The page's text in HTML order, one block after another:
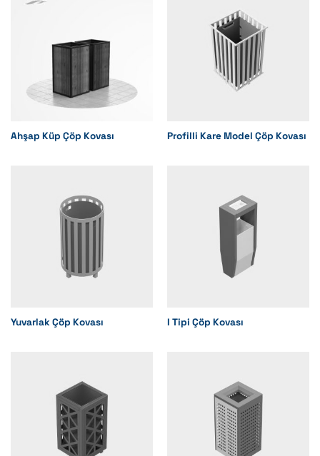
Ahşap Küp Çöp Kovası Profilli Kare Model Çöp Kovası
Yuvarlak Çöp Kovası I Tipi Çöp Kovası